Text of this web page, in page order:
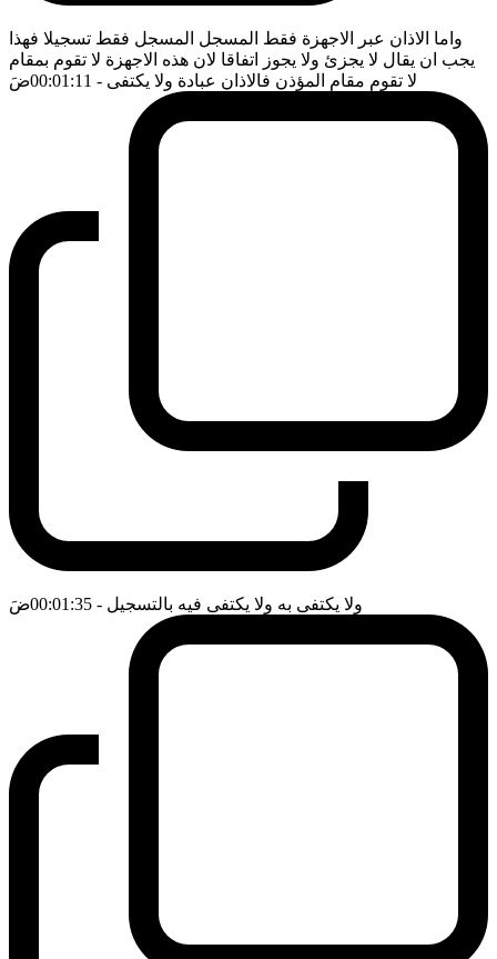
واما الاذان عبر الاجهزة فقط المسجل المسجل فقط تسجيلا فهذا
يجب ان يقال لا يجزئ ولا يجوز اتفاقا لان هذه الاجهزة لا تقوم بمقام
لا تقوم مقام المؤذن فالاذان عبادة ولا يكتفى - 00:01:11 ضَ
ولا يكتفى به ولا يكتفى فيه بالتسجيل - 00:01:35 ضَ